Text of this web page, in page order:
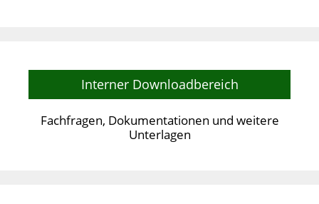
Interner Downloadbereich
Fachfragen, Dokumentationen und weitere
Unterlagen